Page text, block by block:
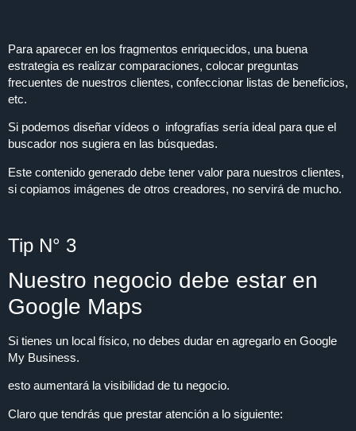
Para aparecer en los fragmentos enriquecidos, una buena
estrategia es realizar comparaciones, colocar preguntas
frecuentes de nuestros clientes, confeccionar listas de beneficios,
etc.
Si podemos diseñar vídeos o infografías sería ideal para que el
buscador nos sugiera en las búsquedas.
Este contenido generado debe tener valor para nuestros clientes,
si copiamos imágenes de otros creadores, no servirá de mucho.
Tip N° 3
Nuestro negocio debe estar en
Google Maps
Si tienes un local físico, no debes dudar en agregarlo en Google
My Business.
esto aumentará la visibilidad de tu negocio.
Claro que tendrás que prestar atención a lo siguiente: